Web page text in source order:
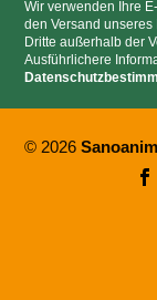
Wir verwenden Ihre
den Versand
Dritte außerhalb der
Ausführlichere
© 2026